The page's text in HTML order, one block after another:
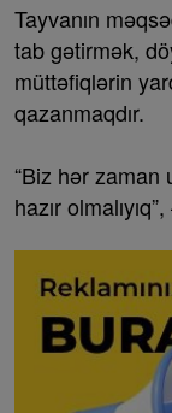
Tayvanın
tab gətirmək,
müttəfiqlərin
qazanmaqdır.
“Biz hər
hazır